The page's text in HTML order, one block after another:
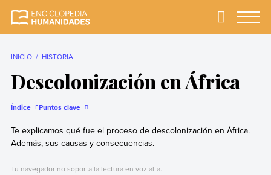
completa y más
Primary
INICIO HISTORIA
Descolonización en África
Índice Puntos clave
Te explicamos qué fue el proceso de descolonización en África.
Además, sus causas y consecuencias.
Tu navegador no soporta la lectura en voz alta.